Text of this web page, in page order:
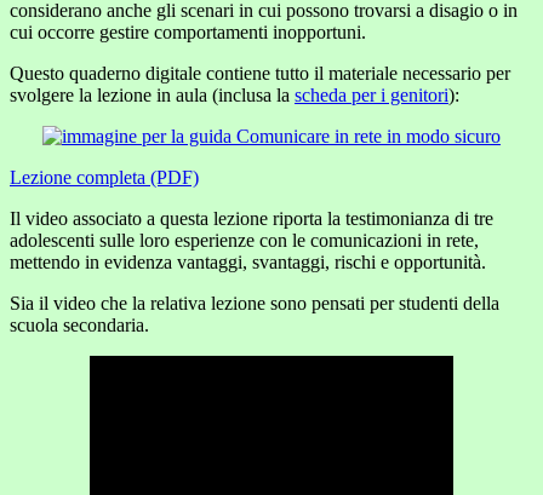
considerano anche gli scenari in cui possono trovarsi a disagio o in
cui occorre gestire comportamenti inopportuni.
Questo quaderno digitale contiene tutto il materiale necessario per
svolgere la lezione in aula (inclusa la scheda per i genitori):
Lezione completa (PDF)
Il video associato a questa lezione riporta la testimonianza di tre
adolescenti sulle loro esperienze con le comunicazioni in rete,
mettendo in evidenza vantaggi, svantaggi, rischi e opportunità.
Sia il video che la relativa lezione sono pensati per studenti della
scuola secondaria.